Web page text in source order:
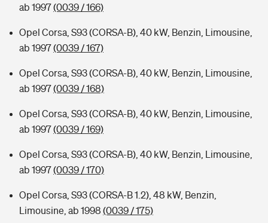
ab 1997(0039 / 166)
Opel Corsa, S93 (CORSA-B), 40 kW, Benzin, Limousine,
ab 1997(0039 / 167)
Opel Corsa, S93 (CORSA-B), 40 kW, Benzin, Limousine,
ab 1997(0039 / 168)
Opel Corsa, S93 (CORSA-B), 40 kW, Benzin, Limousine,
ab 1997(0039 / 169)
Opel Corsa, S93 (CORSA-B), 40 kW, Benzin, Limousine,
ab 1997(0039 / 170)
Opel Corsa, S93 (CORSA-B 1.2), 48 kW, Benzin,
Limousine, ab 1998 (0039 / 175)